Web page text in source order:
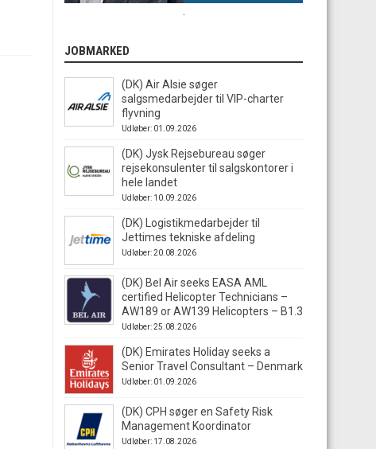
JOBMARKED
(DK) Air Alsie søger
salgsmedarbejder til VIP-charter
flyvning
Udløber: 01.09.2026
(DK) Jysk Rejsebureau søger
rejsekonsulenter til salgskontorer i
hele landet
Udløber: 10.09.2026
(DK) Logistikmedarbejder til
Jettimes tekniske afdeling
Udløber: 20.08.2026
(DK) Bel Air seeks EASA AML
certified Helicopter Technicians –
AW189 or AW139 Helicopters – B1.3
Udløber: 25.08.2026
(DK) Emirates Holiday seeks a
Senior Travel Consultant – Denmark
Udløber: 01.09.2026
(DK) CPH søger en Safety Risk
Management Koordinator
Udløber: 17.08.2026